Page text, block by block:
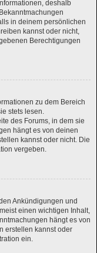
deshalb
in deinem persönlichen
kannst oder nicht,
Berechtigungen
zu dem Bereich
stets lesen.
des Forums, in dem sie
hängt es von deinen
kannst oder nicht. Die
vergeben.
Ankündigungen und
einen wichtigen Inhalt,
hängt es von
erstellen kannst oder
ein.